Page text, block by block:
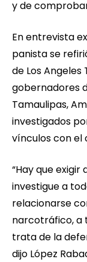
y de
En entrevista
panista se
de Los Angeles
gobernadores
Tamaulipas,
investigados
vínculos con el
“Hay que exigir
investigue a
relacionarse
narcotráfico, a
trata de la
dijo López